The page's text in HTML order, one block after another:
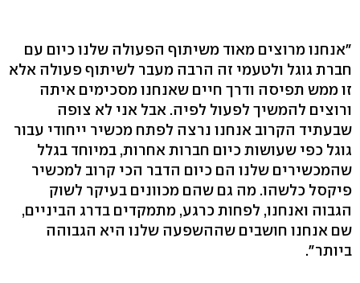
"אנחנו מרוצים מאוד משיתוף הפעולה שלנו כיום עם
חברת גוגל ולטעמי זה הרבה מעבר לשיתוף פעולה אלא
זו ממש תפיסה ודרך חיים שאנחנו מסכימים איתה
ורוצים להמשיך לפעול לפיה. אבל אני לא צופה
שבעתיד הקרוב אנחנו נרצה לפתח מכשיר ייחודי עבור
גוגל כפי שעושות כיום חברות אחרות, במיוחד בגלל
שהמכשירים שלנו הם כיום הדבר הכי קרוב למכשיר
פיקסל כלשהו. מה גם שהם מכוונים בעיקר לשוק
הגבוה ואנחנו, לפחות כרגע, מתמקדים בדרג הביניים,
שם אנחנו חושבים שההשפעה שלנו היא הגבוהה
ביותר".